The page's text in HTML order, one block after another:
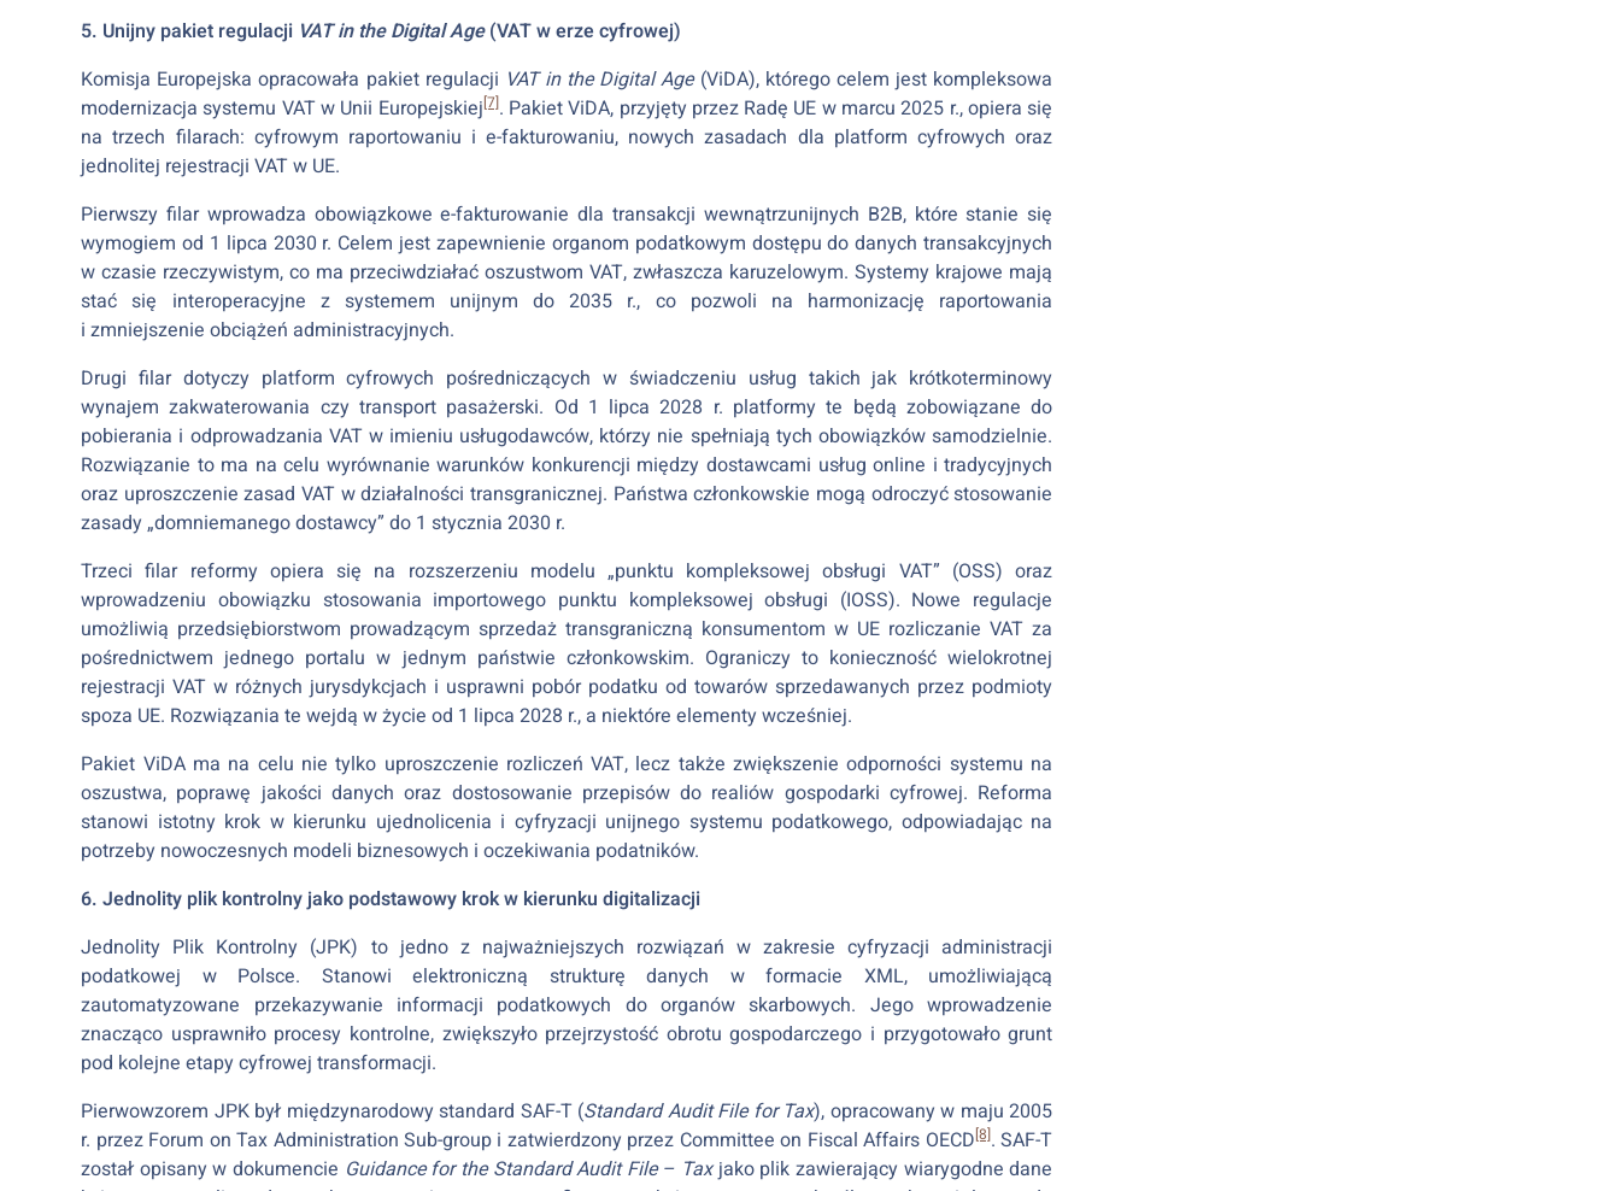
5. Unijny pakiet regulacji VAT in the Digital Age(VAT w erze cyfrowej)
Komisja Europejska opracowała pakiet regulacji VAT in the Digital Age(ViDA), którego celem jest kompleksowa
modernizacja systemu VAT w Unii Europejskiej[7]. Pakiet ViDA, przyjęty przez Radę UE w marcu 2025 r., opiera się
na trzech filarach: cyfrowym raportowaniu i e-fakturowaniu, nowych zasadach dla platform cyfrowych oraz
jednolitej rejestracji VAT w UE.
Pierwszy filar wprowadza obowiązkowe e-fakturowanie dla transakcji wewnątrzunijnych B2B, które stanie się
wymogiem od 1 lipca 2030 r. Celem jest zapewnienie organom podatkowym dostępu do danych transakcyjnych
w czasie rzeczywistym, co ma przeciwdziałać oszustwom VAT, zwłaszcza karuzelowym. Systemy krajowe mają
stać się interoperacyjne z systemem unijnym do 2035 r., co pozwoli na harmonizację raportowania
i zmniejszenie obciążeń administracyjnych.
Drugi filar dotyczy platform cyfrowych pośredniczących w świadczeniu usług takich jak krótkoterminowy
wynajem zakwaterowania czy transport pasażerski. Od 1 lipca 2028 r. platformy te będą zobowiązane do
pobierania i odprowadzania VAT w imieniu usługodawców, którzy nie spełniają tych obowiązków samodzielnie.
Rozwiązanie to ma na celu wyrównanie warunków konkurencji między dostawcami usług online i tradycyjnych
oraz uproszczenie zasad VAT w działalności transgranicznej. Państwa członkowskie mogą odroczyć stosowanie
zasady „domniemanego dostawcy” do 1 stycznia 2030 r.
Trzeci filar reformy opiera się na rozszerzeniu modelu „punktu kompleksowej obsługi VAT” (OSS) oraz
wprowadzeniu obowiązku stosowania importowego punktu kompleksowej obsługi (IOSS). Nowe regulacje
umożliwią przedsiębiorstwom prowadzącym sprzedaż transgraniczną konsumentom w UE rozliczanie VAT za
pośrednictwem jednego portalu w jednym państwie członkowskim. Ograniczy to konieczność wielokrotnej
rejestracji VAT w różnych jurysdykcjach i usprawni pobór podatku od towarów sprzedawanych przez podmioty
spoza UE. Rozwiązania te wejdą w życie od 1 lipca 2028 r., a niektóre elementy wcześniej.
Pakiet ViDA ma na celu nie tylko uproszczenie rozliczeń VAT, lecz także zwiększenie odporności systemu na
oszustwa, poprawę jakości danych oraz dostosowanie przepisów do realiów gospodarki cyfrowej. Reforma
stanowi istotny krok w kierunku ujednolicenia i cyfryzacji unijnego systemu podatkowego, odpowiadając na
potrzeby nowoczesnych modeli biznesowych i oczekiwania podatników.
6. Jednolity plik kontrolny jako podstawowy krok w kierunku digitalizacji
Jednolity Plik Kontrolny (JPK) to jedno z najważniejszych rozwiązań w zakresie cyfryzacji administracji
podatkowej w Polsce. Stanowi elektroniczną strukturę danych w formacie XML, umożliwiającą
zautomatyzowane przekazywanie informacji podatkowych do organów skarbowych. Jego wprowadzenie
znacząco usprawniło procesy kontrolne, zwiększyło przejrzystość obrotu gospodarczego i przygotowało grunt
pod kolejne etapy cyfrowej transformacji.
Pierwowzorem JPK był międzynarodowy standard SAF-T (Standard Audit File for Tax), opracowany w maju 2005
r. przez Forum on Tax Administration Sub-group i zatwierdzony przez Committee on Fiscal Affairs OECD[8]. SAF-T
został opisany w dokumencie Guidance for the Standard Audit File – Taxjako plik zawierający wiarygodne dane